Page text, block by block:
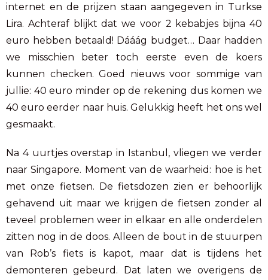
internet en de prijzen staan aangegeven in Turkse
Lira. Achteraf blijkt dat we voor 2 kebabjes bijna 40
euro hebben betaald! Dááág budget… Daar hadden
we misschien beter toch eerste even de koers
kunnen checken. Goed nieuws voor sommige van
jullie: 40 euro minder op de rekening dus komen we
40 euro eerder naar huis. Gelukkig heeft het ons wel
gesmaakt.
Na 4 uurtjes overstap in Istanbul, vliegen we verder
naar Singapore. Moment van de waarheid: hoe is het
met onze fietsen. De fietsdozen zien er behoorlijk
gehavend uit maar we krijgen de fietsen zonder al
teveel problemen weer in elkaar en alle onderdelen
zitten nog in de doos. Alleen de bout in de stuurpen
van Rob’s fiets is kapot, maar dat is tijdens het
demonteren gebeurd. Dat laten we overigens de